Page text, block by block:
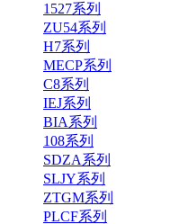
1527系列
ZU54系列
H7系列
MECP系列
C8系列
IEJ系列
BIA系列
108系列
SDZA系列
SLJY系列
ZTGM系列
PLCF系列